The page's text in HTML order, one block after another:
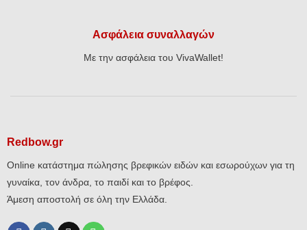
Ασφάλεια συναλλαγών
Με την ασφάλεια του VivaWallet!
Redbow.gr
Online κατάστημα πώλησης βρεφικών ειδών και εσωρούχων για τη
γυναίκα, τον άνδρα, το παιδί και το βρέφος.
Άμεση αποστολή σε όλη την Ελλάδα.